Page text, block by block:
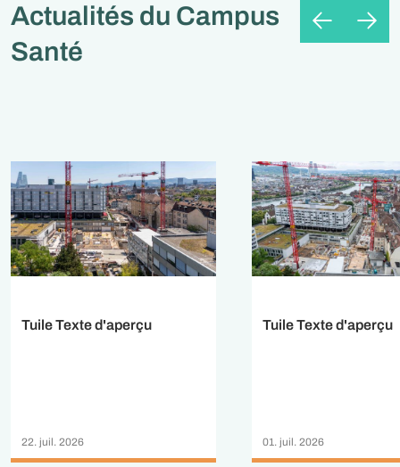
Actualités du Campus
Santé
Tuile Texte d'aperçu
22. juil. 2026
Tuile Texte d'aperçu
01. juil. 2026